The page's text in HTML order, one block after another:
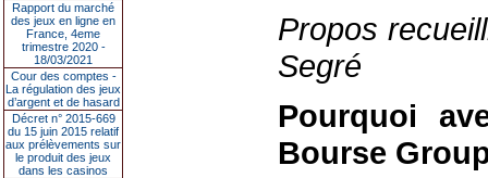
Rapport du marché
des jeux en ligne en
France, 4eme
trimestre 2020 -
18/03/2021
Cour des comptes -
La régulation des jeux
d’argent et de hasard
Décret n° 2015-669
du 15 juin 2015 relatif
aux prélèvements sur
le produit des jeux
dans les casinos
Propos
Segré
Pourquoi
Bourse